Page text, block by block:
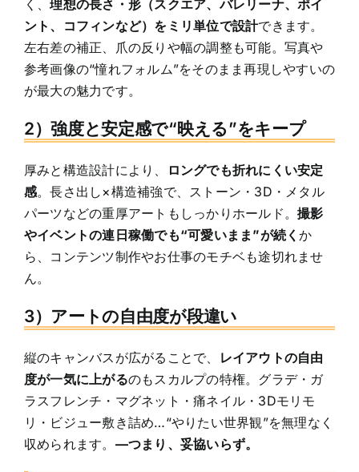
く、理想の長さ・形（スクエア、バレリーナ、ポイ
ント、コフィンなど）をミリ単位で設計できます。
左右差の補正、爪の反りや幅の調整も可能。写真や
参考画像の“憧れフォルム”をそのまま再現しやすいの
が最大の魅力です。
2）強度と安定感で“映える”をキープ
厚みと構造設計により、
ロングでも折れにくい安定
感。長さ出し×構造補強で、ストーン・3D・メタル
パーツなどの重厚アートもしっかりホールド。撮影
やイベントの連日稼働でも“可愛いまま”が続くか
ら、コンテンツ制作やお仕事のモチベも途切れませ
ん。
3）アートの自由度が段違い
縦のキャンバスが広がることで、
レイアウトの自由
度が一気に上がるのもスカルプの特権。グラデ・ガ
ラスフレンチ・マグネット・痛ネイル・3Dモリモ
リ・ビジュー敷き詰め…“やりたい世界観”を無理なく
収められます。 —つまり、妥協いらず。